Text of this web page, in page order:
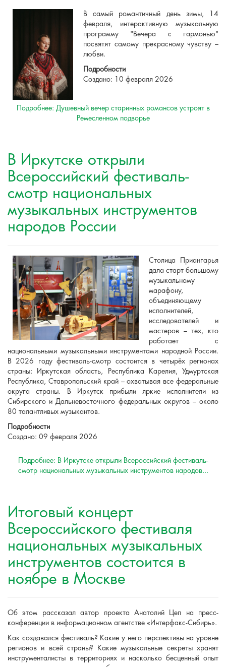
В самый романтичный день зимы, 14
февраля, интерактивную музыкальную
программу "Вечера с гармонью"
посвятят самому прекрасному чувству –
любви.
Подробности
Создано: 10 февраля 2026
Подробнее: Душевный вечер старинных романсов устроят в
Ремесленном подворье
В Иркутске открыли
Всероссийский фестиваль-
смотр национальных
музыкальных инструментов
народов России
Столица Приангарья
дала старт большому
музыкальному
марафону,
объединяющему
исполнителей,
исследователей и
мастеров – тех, кто
работает с
национальными музыкальными инструментами народной России.
В 2026 году фестиваль-смотр состоится в четырёх регионах
страны: Иркутская область, Республика Карелия, Удмуртская
Республика, Ставропольский край – охватывая все федеральные
округа страны. В Иркутск прибыли яркие исполнители из
Сибирского и Дальневосточного федеральных округов – около
80 талантливых музыкантов.
Подробности
Создано: 09 февраля 2026
Подробнее: В Иркутске открыли Всероссийский фестиваль-
смотр национальных музыкальных инструментов народов...
Итоговый концерт
Всероссийского фестиваля
национальных музыкальных
инструментов состоится в
ноябре в Москве
Об этом рассказал автор проекта Анатолий Цеп на пресс-
конференции в информационном агентстве «Интерфакс-Сибирь».
Как создавался фестиваль? Какие у него перспективы на уровне
регионов и всей страны? Какие музыкальные секреты хранят
инструменталисты в территориях и насколько бесценный опыт